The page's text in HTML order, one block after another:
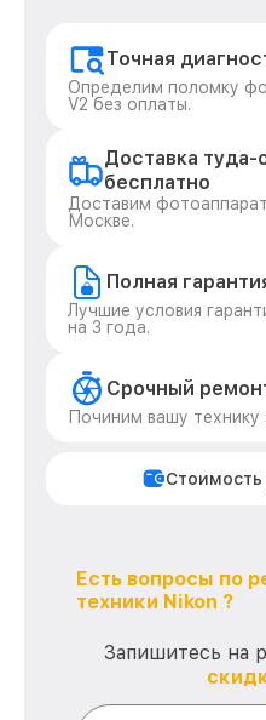
Точная
Определим поломку
V2 без оплаты.
Доставка туда-
бесплатно
Доставим
Москве.
Полная
Лучшие условия
на 3 года.
Срочный
Починим вашу технику
Стоимость
Есть вопросы по
техники Nikon ?
Запишитесь на